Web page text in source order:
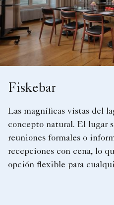
Fiskebar
Las magníficas vistas del
concepto natural. El lugar
reuniones formales o
recepciones con cena, lo
opción flexible para